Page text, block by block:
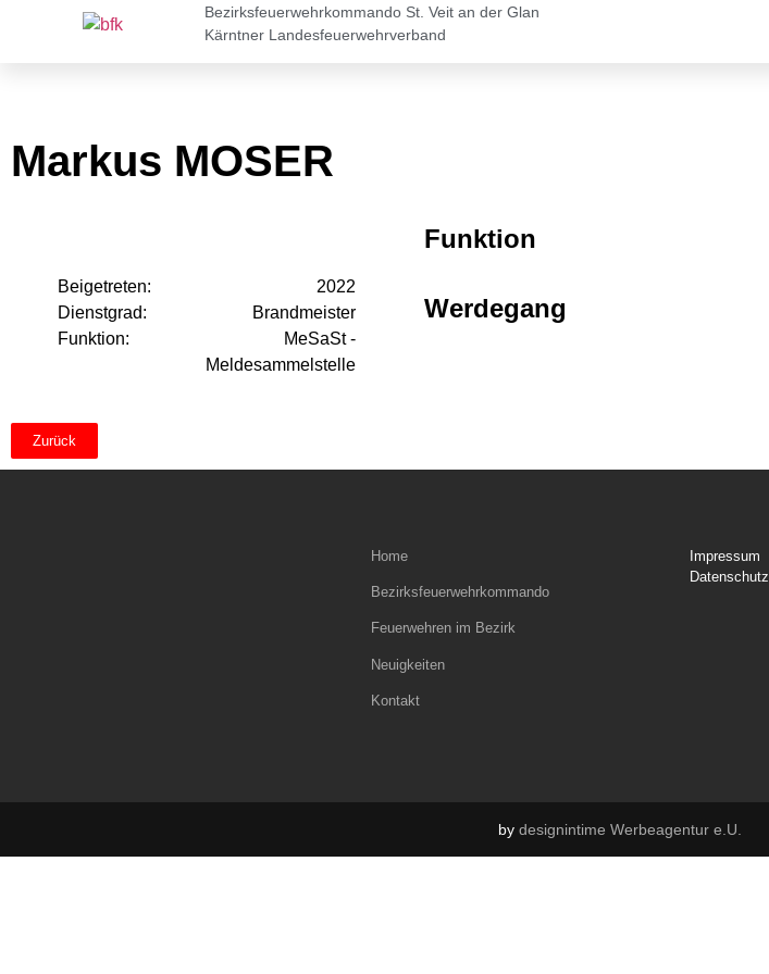
Bezirksfeuerwehrkommando St. Veit an der Glan
Kärntner Landesfeuerwehrverband
Markus MOSER
Beigetreten:
2022
Dienstgrad:
Brandmeister
Funktion:
MeSaSt -
Meldesammelstelle
Funktion
Werdegang
Zurück
Home
Bezirksfeuerwehrkommando
Feuerwehren im Bezirk
Neuigkeiten
Kontakt
Impressum
Datenschutz
by designintime Werbeagentur e.U.